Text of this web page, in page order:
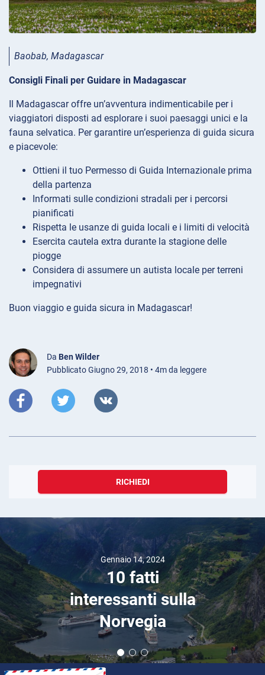
Baobab, Madagascar
Consigli Finali per Guidare in Madagascar
Il Madagascar offre un’avventura indimenticabile per i
viaggiatori disposti ad esplorare i suoi paesaggi unici e la
fauna selvatica. Per garantire un’esperienza di guida sicura
e piacevole:
Ottieni il tuo Permesso di Guida Internazionale prima
della partenza
Informati sulle condizioni stradali per i percorsi
pianificati
Rispetta le usanze di guida locali e i limiti di velocità
Esercita cautela extra durante la stagione delle
piogge
Considera di assumere un autista locale per terreni
impegnativi
Buon viaggio e guida sicura in Madagascar!
Da Ben Wilder
Pubblicato Giugno 29, 2018 • 4m da leggere
RICHIEDI
Gennaio 14, 2024
10 fatti
interessanti sulla
Norvegia